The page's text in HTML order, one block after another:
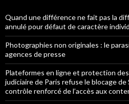
Quand une différence ne fait pas la
annulé pour défaut de caractère
Photographies non originales : le
agences de presse
Plateformes en ligne et protection
judiciaire de Paris refuse le blocage de
contrôle renforcé de l’accès aux